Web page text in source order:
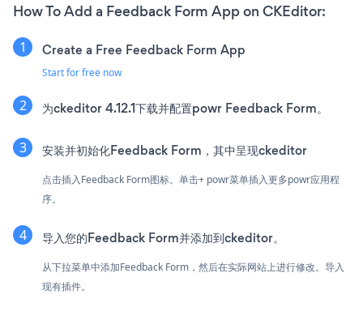
How To Add a Feedback Form App on CKEditor:
Create a Free Feedback Form App
Start for free now
为ckeditor 4.12.1下载并配置powr Feedback Form。
安装并初始化Feedback Form，其中呈现ckeditor
点击插入Feedback Form图标。单击+ powr菜单插入更多powr应用程
序。
导入您的Feedback Form并添加到ckeditor。
从下拉菜单中添加Feedback Form，然后在实际网站上进行修改。导入
现有插件。